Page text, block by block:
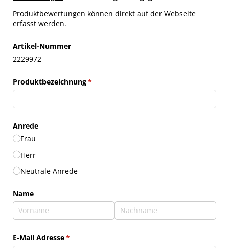
Produktbewertungen können direkt auf der Webseite
erfasst werden.
Artikel-Nummer
2229972
Produktbezeichnung*
(erforderlich)
Anrede
Frau
Herr
Neutrale Anrede
Name
E-Mail Adresse*
(erforderlich)